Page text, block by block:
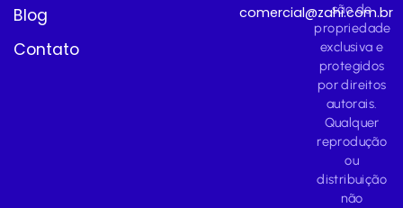
são de
propriedade
exclusiva e
protegidos
por direitos
autorais.
Qualquer
reprodução
ou
distribuição
não
Blog
Contato
comercial@zahi.com.br